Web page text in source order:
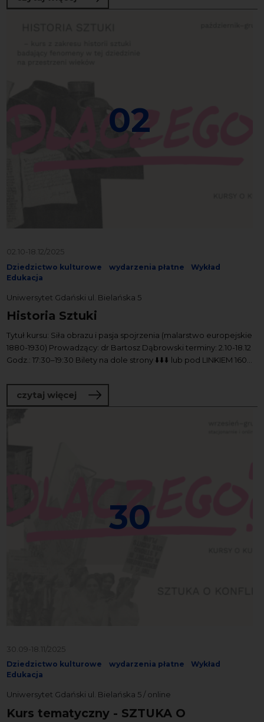
02
02.10-18.12/2025
Dziedzictwo kulturowe wydarzenia płatne
Wykład
Edukacja
Uniwersytet Gdański ul. Bielańska 5
Historia Sztuki
Tytuł kursu: Siła obrazu i pasja spojrzenia (malarstwo europejskie
1880-1930) Prowadzący: dr Bartosz Dąbrowski terminy: 2.10-18.12
Godz.: 17:30–19:30 Bilety na dole strony ⬇️⬇️⬇️ lub pod LINKIEM 160...
czytaj więcej o Historia Sztuki
30
30.09-18.11/2025
Dziedzictwo kulturowe wydarzenia płatne
Wykład
Edukacja
Uniwersytet Gdański ul. Bielańska 5 / online
Kurs tematyczny - SZTUKA O